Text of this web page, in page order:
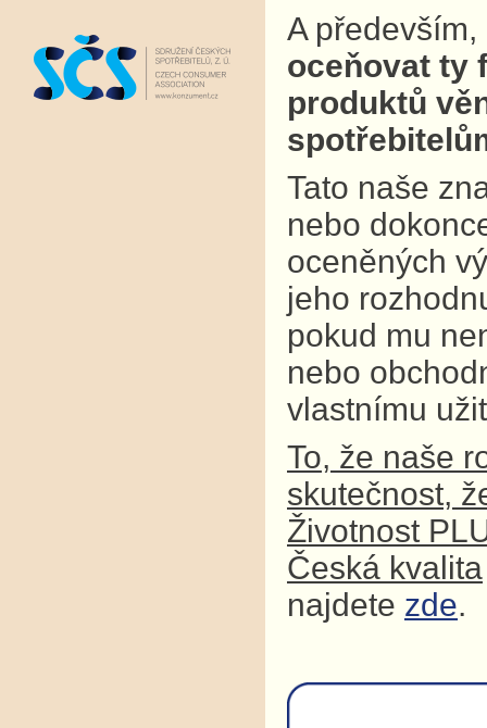
A především,
oceňovat ty
produktů
Tato naše
nebo
oceněných
jeho
pokud mu
nebo
vlastnímu
To, že naše
skutečnost,
Životnost
Česká kvalita
najdete zde.